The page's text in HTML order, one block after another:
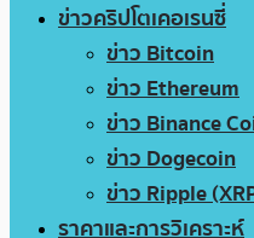
ข่าวคริปโตเคอเรนซี่
ข่าว Bitcoin
ข่าว Ethereum
ข่าว Binance
ข่าว Dogecoin
ข่าว Ripple
ราคาและการวิเคราะห์